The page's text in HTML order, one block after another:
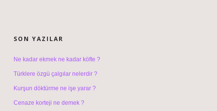
SON YAZILAR
Ne kadar ekmek ne kadar köfte ?
Türklere özgü çalgılar nelerdir ?
Kurşun döktürme ne işe yarar ?
Cenaze korteji ne demek ?